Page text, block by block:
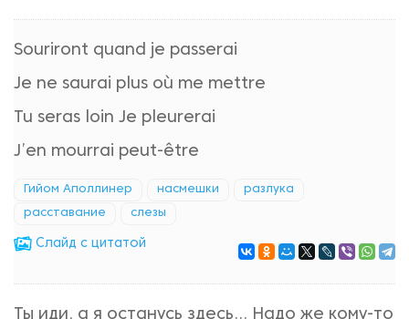
Souriront quand je passerai
Je ne saurai plus où me mettre
Tu seras loin Je pleurerai
J’en mourrai peut-être
Гийом Аполлинер насмешки разлука
расставание слезы
Cлайд с цитатой
Ты иди, а я останусь здесь... Надо же кому-то